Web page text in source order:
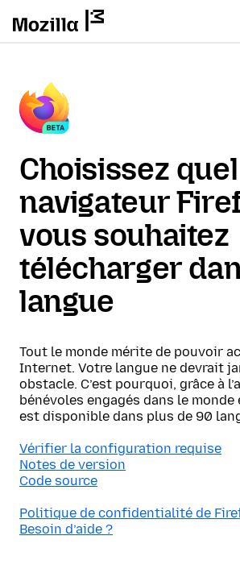
Choisissez quel
navigateur
vous souhaitez
télécharger
langue
Tout le monde mérite de pouvoir
Internet. Votre langue ne devrait
obstacle. C’est pourquoi, grâce à
bénévoles engagés dans le
est disponible dans plus de 90
Vérifier la configuration requise
Notes de version
Code source
Politique de confidentialité de
Besoin d’aide ?